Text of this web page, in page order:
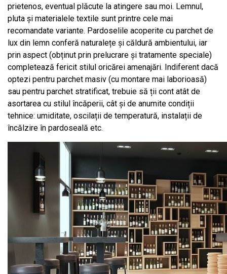
prietenos, eventual plăcute la atingere sau moi. Lemnul,
pluta și materialele textile sunt printre cele mai
recomandate variante. Pardoselile acoperite cu parchet de
lux din lemn conferă naturalețe și căldură ambientului, iar
prin aspect (obținut prin prelucrare și tratamente speciale)
completează fericit stilul oricărei amenajări. Indiferent dacă
optezi pentru parchet masiv (cu montare mai laborioasă)
sau pentru parchet stratificat, trebuie să ții cont atât de
asortarea cu stilul încăperii, cât și de anumite condiții
tehnice: umiditate, oscilații de temperatură, instalații de
încălzire în pardoseală etc.